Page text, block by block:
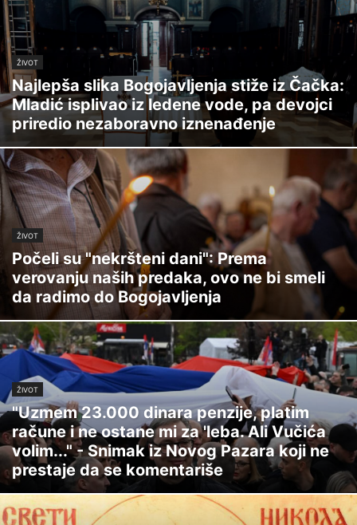
ŽIVOT
Najlepša slika Bogojavljenja stiže iz Čačka:
Mladić isplivao iz ledene vode, pa devojci
priredio nezaboravno iznenađenje
ŽIVOT
Počeli su "nekršteni dani": Prema
verovanju naših predaka, ovo ne bi smeli
da radimo do Bogojavljenja
ŽIVOT
"Uzmem 23.000 dinara penzije, platim
račune i ne ostane mi za 'leba. Ali Vučića
volim..." - Snimak iz Novog Pazara koji ne
prestaje da se komentariše